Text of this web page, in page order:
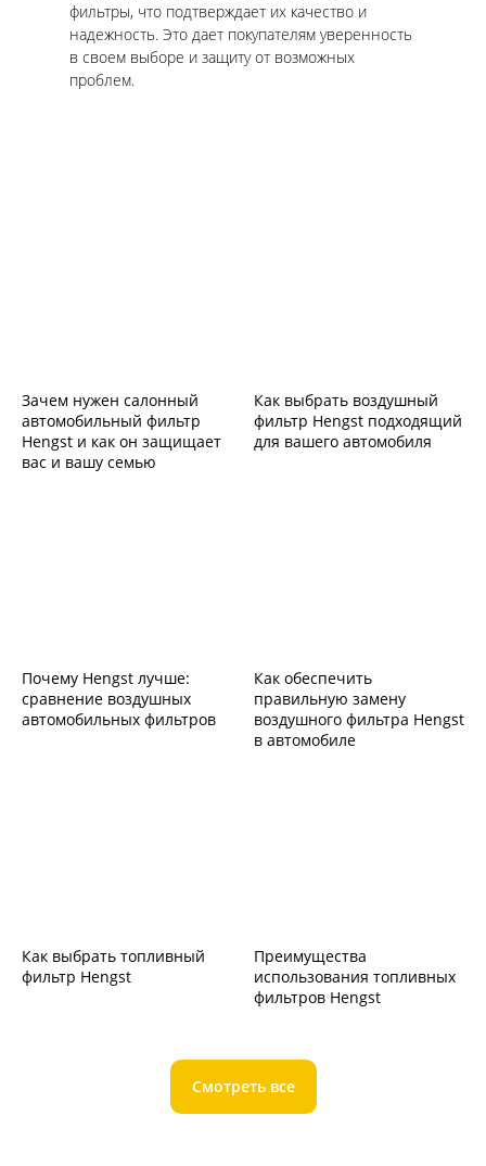
фильтры, что подтверждает их качество и
надежность. Это дает покупателям уверенность
в своем выборе и защиту от возможных
проблем.
Зачем нужен салонный
автомобильный фильтр
Hengst и как он защищает
вас и вашу семью
Как выбрать воздушный
фильтр Hengst подходящий
для вашего автомобиля
Почему Hengst лучше:
сравнение воздушных
автомобильных фильтров
Как обеспечить
правильную замену
воздушного фильтра Hengst
в автомобиле
Как выбрать топливный
фильтр Hengst
Преимущества
использования топливных
фильтров Hengst
Смотреть все